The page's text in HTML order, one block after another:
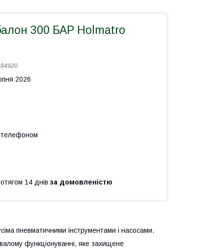
300 БАР Holmatro
84920
2026
телефоном
14 днів за домовленістю
пневматичними інструментами і насосами.
функціонуванні, яке захищене